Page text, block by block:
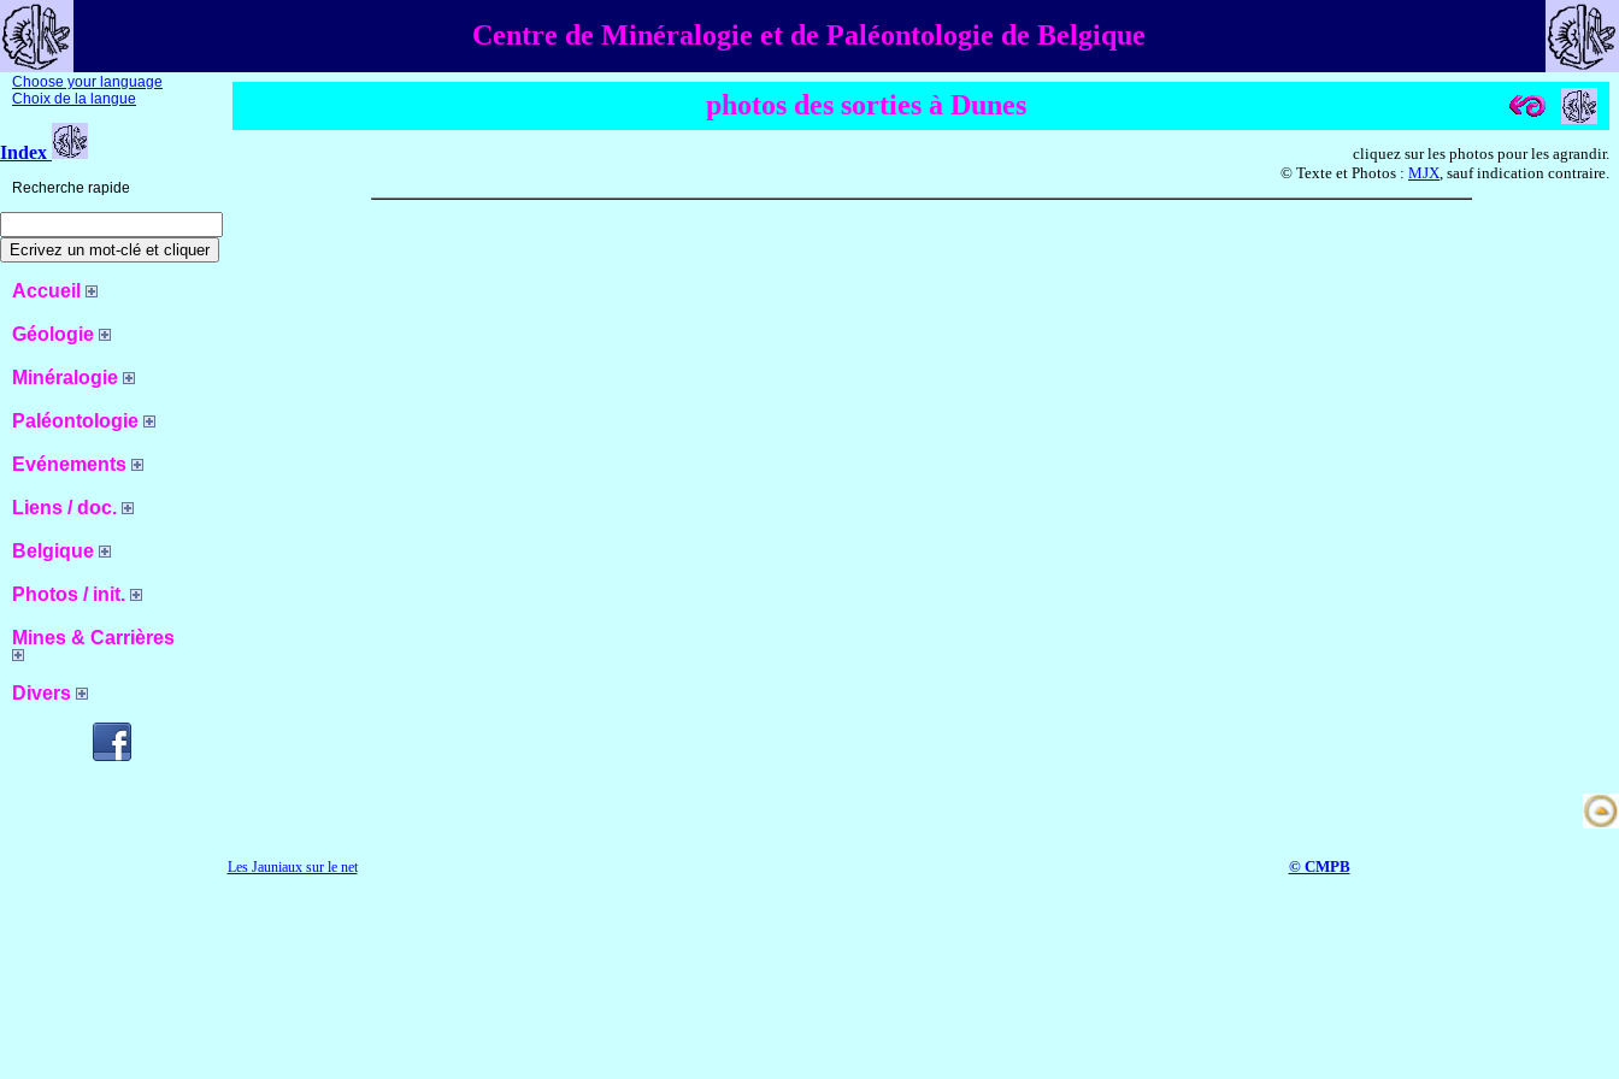
Centre de Minéralogie et de Paléontologie de Belgique
Choose your language
Choix de la langue
Index
Recherche rapide
Accueil
Géologie
Minéralogie
Paléontologie
Evénements
Liens / doc.
Belgique
Photos / init.
Mines & Carrières
Divers
photos des sorties à Dunes
cliquez sur les photos pour les agrandir.
© Texte et Photos : MJX, sauf indication contraire.
Les Jauniaux sur le net © CMPB